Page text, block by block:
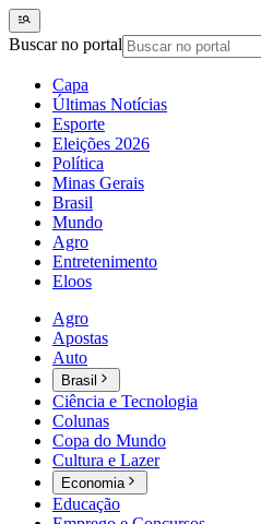
Buscar no portal
Capa
Últimas Notícias
Esporte
Eleições 2026
Política
Minas Gerais
Brasil
Mundo
Agro
Entretenimento
Eloos
Agro
Apostas
Auto
Brasil
Ciência e Tecnologia
Colunas
Copa do Mundo
Cultura e Lazer
Economia
Educação